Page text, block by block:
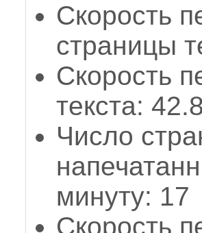
Скорость
страницы
Скорость
текста:
Число
минуту: 17
Скорость